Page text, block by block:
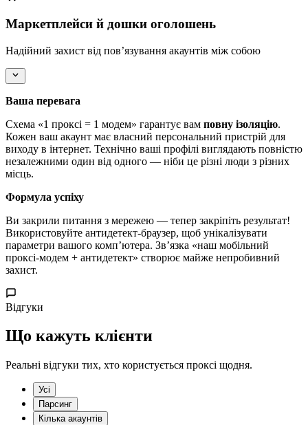
Маркетплейси й дошки оголошень
Надійний захист від пов’язування акаунтів між собою
Ваша перевага
Схема «1 проксі = 1 модем» гарантує вам повну ізоляцію.
Кожен ваш акаунт має власний персональний пристрій для
виходу в інтернет. Технічно ваші профілі виглядають повністю
незалежними один від одного — ніби це різні люди з різних
місць.
Формула успіху
Ви закрили питання з мережею — тепер закріпіть результат!
Використовуйте антидетект-браузер, щоб унікалізувати
параметри вашого комп’ютера. Зв’язка «наш мобільний
проксі-модем + антидетект» створює майже непробивний
захист.
Відгуки
Що кажуть клієнти
Реальні відгуки тих, хто користується проксі щодня.
Усі
Парсинг
Кілька акаунтів